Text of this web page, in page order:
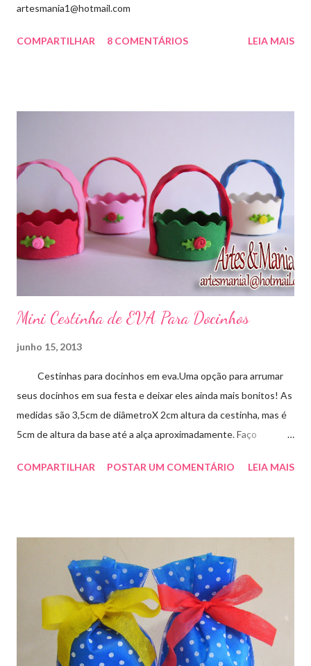
artesmania1@hotmail.com
COMPARTILHAR 8 COMENTÁRIOS LEIA MAIS
Mini Cestinha de EVA Para Docinhos
junho 15, 2013
Cestinhas para docinhos em eva.Uma opção para arrumar
seus docinhos em sua festa e deixar eles ainda mais bonitos! As
medidas são 3,5cm de diâmetroX 2cm altura da cestinha, mas é
5cm de altura da base até a alça aproximadamente. Faço
enfeitar sua festa!!! artesmania1@hotmail.com
COMPARTILHAR POSTAR UM COMENTÁRIO LEIA MAIS